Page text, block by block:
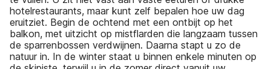
hotelrestaurants, maar kunt zelf bepalen hoe uw dag
eruitziet. Begin de ochtend met een ontbijt op het
balkon, met uitzicht op mistflarden die langzaam tussen
de sparrenbossen verdwijnen. Daarna stapt u zo de
natuur in. In de winter staat u binnen enkele minuten op